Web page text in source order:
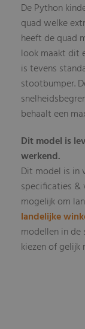
De Python
quad welke
heeft de quad
look maakt dit
is tevens
stootbumper.
behaalt een
Dit model is
werkend.
Dit model is in
specificaties &
mogelijk om
landelijke
modellen in
kiezen of gelijk